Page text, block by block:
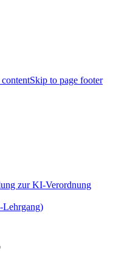
Skip to page footer
zur KI-Verordnung
Lehrgang)